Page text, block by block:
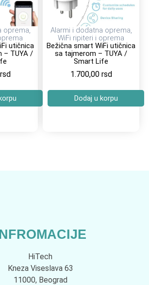
oprema,
utičnica
– TUYA /
rsd
Alarmi i dodatna oprema,
WiFi ripiteri i oprema
Bežična smart WiFi utičnica
sa tajmerom – TUYA /
Smart Life
1.700,00 rsd
Dodaj u korpu
HiTech
Kneza Viseslava 63
11000, Beograd